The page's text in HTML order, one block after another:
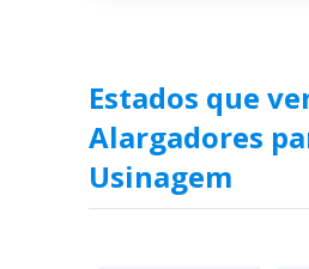
Estados que
Alargadores
Usinagem